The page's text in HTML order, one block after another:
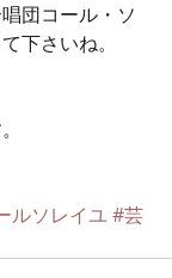
団コール・ソ
下さいね。
ルソレイユ#芸